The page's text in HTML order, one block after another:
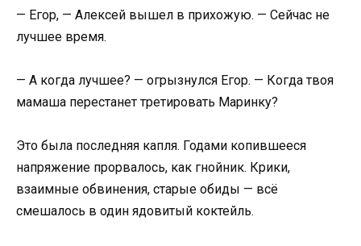
— Егор, — Алексей вышел в прихожую. — Сейчас не
лучшее время.
— А когда лучшее? — огрызнулся Егор. — Когда твоя
мамаша перестанет третировать Маринку?
Это была последняя капля. Годами копившееся
напряжение прорвалось, как гнойник. Крики,
взаимные обвинения, старые обиды — всё
смешалось в один ядовитый коктейль.